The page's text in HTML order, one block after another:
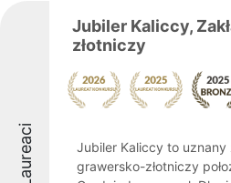
Laureaci
Jubiler Kaliccy,
złotniczy
Jubiler Kaliccy to uznany
grawersko-złotniczy